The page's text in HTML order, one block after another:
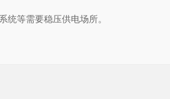
。对市电电压的频率
统等需要稳压供电场所。